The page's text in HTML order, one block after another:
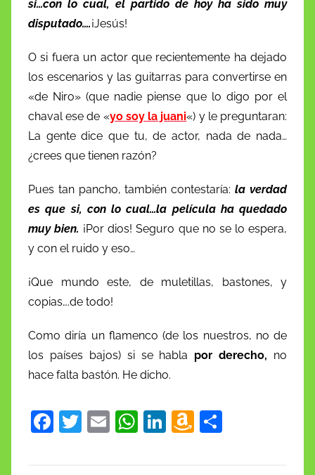
si…con lo cual, el partido de hoy ha sido muy
disputado….¡Jesús!
O si fuera un actor que recientemente ha dejado
los escenarios y las guitarras para convertirse en
«de Niro» (que nadie piense que lo digo por el
chaval ese de «yo soy la juani«) y le preguntaran:
La gente dice que tu, de actor, nada de nada…
¿crees que tienen razón?
Pues tan pancho, también contestaría:la verdad
es que si, con lo cual…la película ha quedado
muy bien. ¡Por dios! Seguro que no se lo espera,
y con el ruido y eso…
¡Que mundo este, de muletillas, bastones, y
copias….de todo!
Como diría un flamenco (de los nuestros, no de
los países bajos) si se habla por derecho, no
hace falta bastón. He dicho.
F
T
E
W Li A